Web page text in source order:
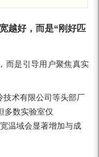
越好，而是“刚好匹
而是引导用户聚焦真实
技术有限公司等头部厂
数实验室仅
温域会显著增加与成